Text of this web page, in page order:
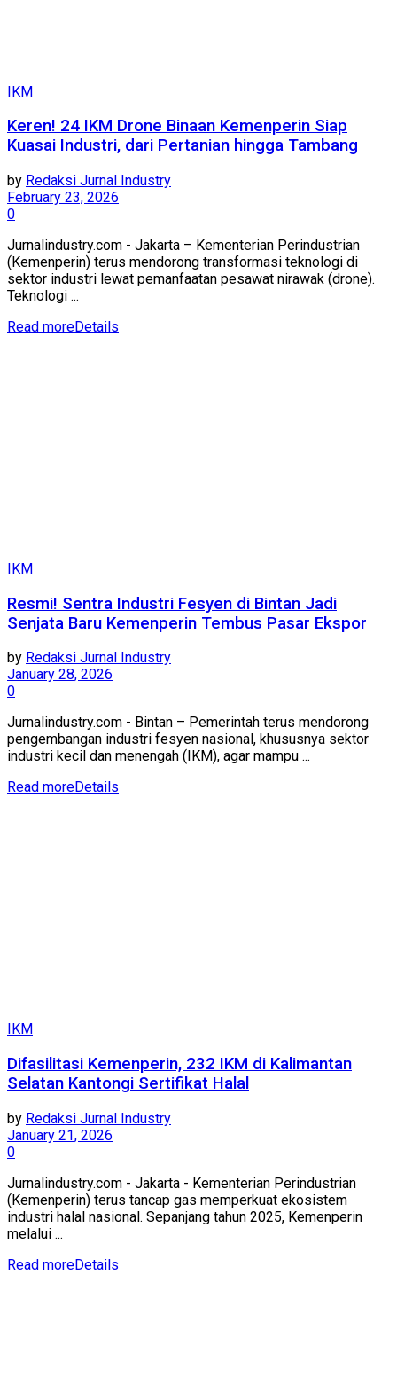
IKM
Keren! 24 IKM Drone Binaan Kemenperin Siap
Kuasai Industri, dari Pertanian hingga Tambang
by Redaksi Jurnal Industry
February 23, 2026
0
Jurnalindustry.com - Jakarta – Kementerian Perindustrian
(Kemenperin) terus mendorong transformasi teknologi di
sektor industri lewat pemanfaatan pesawat nirawak (drone).
Teknologi ...
Read moreDetails
IKM
Resmi! Sentra Industri Fesyen di Bintan Jadi
Senjata Baru Kemenperin Tembus Pasar Ekspor
by Redaksi Jurnal Industry
January 28, 2026
0
Jurnalindustry.com - Bintan – Pemerintah terus mendorong
pengembangan industri fesyen nasional, khususnya sektor
industri kecil dan menengah (IKM), agar mampu ...
Read moreDetails
IKM
Difasilitasi Kemenperin, 232 IKM di Kalimantan
Selatan Kantongi Sertifikat Halal
by Redaksi Jurnal Industry
January 21, 2026
0
Jurnalindustry.com - Jakarta - Kementerian Perindustrian
(Kemenperin) terus tancap gas memperkuat ekosistem
industri halal nasional. Sepanjang tahun 2025, Kemenperin
melalui ...
Read moreDetails